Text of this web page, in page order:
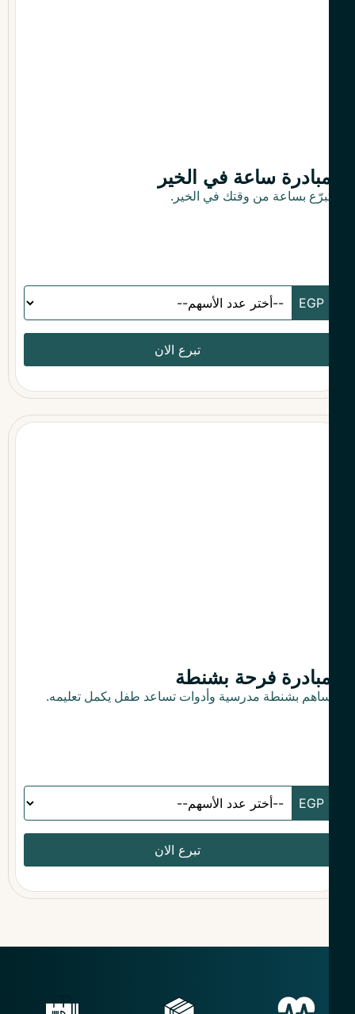
ساعة في الخير
بساعة من وقتك في الخير.
تبرع الان
فرحة بشنطة
بشنطة مدرسية وأدوات تساعد طفل يكمل تعليمه.
تبرع الان